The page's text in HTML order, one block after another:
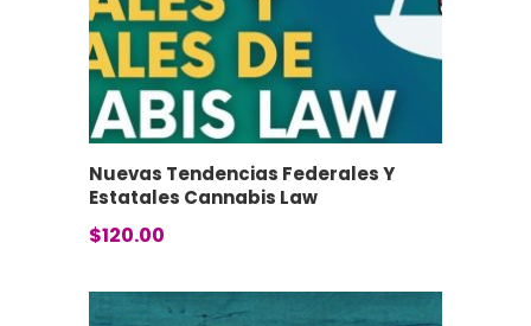
Nuevas Tendencias Federales Y
Estatales Cannabis Law
$120.00